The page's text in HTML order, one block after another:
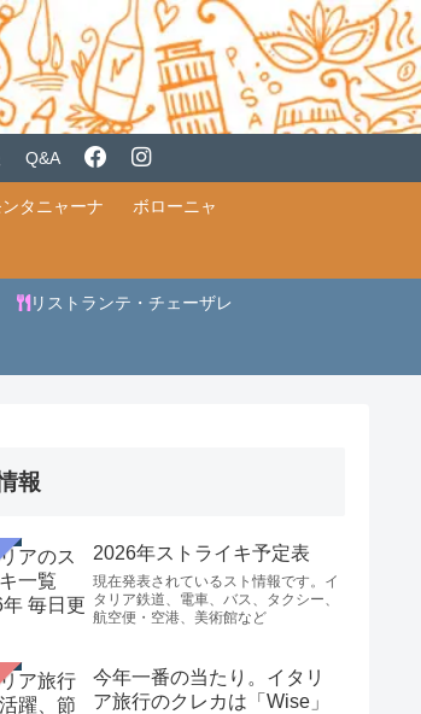
Q&A
ンタニャーナ ボローニャ
リストランテ・チェーザレ
報
2026年ストライキ予定表
現在発表されているスト情報です。イ
タリア鉄道、電車、バス、タクシー、
航空便・空港、美術館など
今年一番の当たり。イタリ
ア旅行のクレカは「Wise」